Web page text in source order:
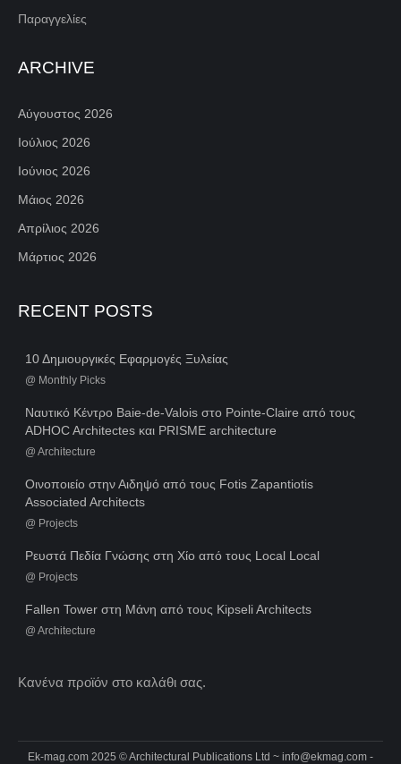
Παραγγελίες
ARCHIVE
Αύγουστος 2026
Ιούλιος 2026
Ιούνιος 2026
Μάιος 2026
Απρίλιος 2026
Μάρτιος 2026
RECENT POSTS
10 Δημιουργικές Εφαρμογές Ξυλείας
@ Monthly Picks
Ναυτικό Κέντρο Baie-de-Valois στο Pointe-Claire από τους
ADHOC Architectes και PRISME architecture
@ Architecture
Οινοποιείο στην Αιδηψό από τους Fotis Zapantiotis
Associated Architects
@ Projects
Ρευστά Πεδία Γνώσης στη Χίο από τους Local Local
@ Projects
Fallen Tower στη Μάνη από τους Kipseli Architects
@ Architecture
Κανένα προϊόν στο καλάθι σας.
Ek-mag.com 2025 © Architectural Publications Ltd ~ info@ekmag.com -